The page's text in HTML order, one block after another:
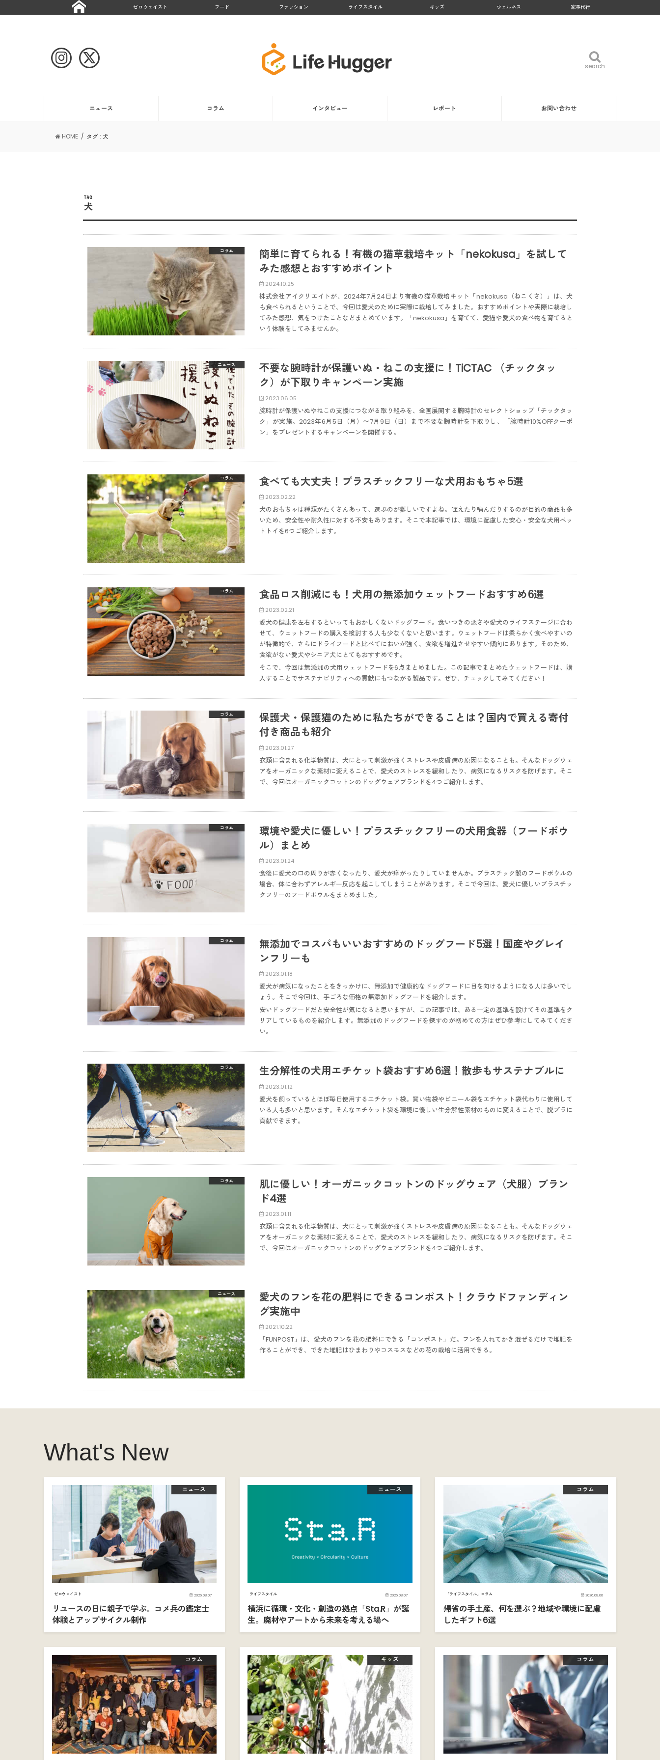
ゼロウェイスト フード ファッション ライフスタイル キッズ ウェルネス 家事代行
search
search
ニュース コラム インタビュー レポート お問い合わせ
HOME タグ : 犬
TAG
犬
コラム
簡単に育てられる！有機の猫草栽培キット「nekokusa」を試して
みた感想とおすすめポイント
2024.10.25
株式会社アイクリエイトが、2024年7月24日より有機の猫草栽培キット「nekokusa（ねこくさ）」は、犬
も食べられるということで、今回は愛犬のために実際に栽培してみました。おすすめポイントや実際に栽培し
てみた感想、気をつけたことなどまとめています。「nekokusa」を育てて、愛猫や愛犬の食べ物を育てると
いう体験をしてみませんか。
ニュース
不要な腕時計が保護いぬ・ねこの支援に！TiCTAC （チックタッ
ク）が下取りキャンペーン実施
2023.06.05
腕時計が保護いぬやねこの支援につながる取り組みを、全国展開する腕時計のセレクトショップ「チックタッ
ク」が実施。2023年6月5日（月）〜7月9日（日）まで不要な腕時計を下取りし、「腕時計10%OFFクーポ
ン」をプレゼントするキャンペーンを開催する。
コラム 食べても大丈夫！プラスチックフリーな犬用おもちゃ5選
2023.02.22
犬のおもちゃは種類がたくさんあって、選ぶのが難しいですよね。咥えたり噛んだりするのが目的の商品も多
いため、安全性や耐久性に対する不安もあります。そこで本記事では、環境に配慮した安心・安全な犬用ペッ
トトイを6つご紹介します。
コラム 食品ロス削減にも！犬用の無添加ウェットフードおすすめ6選
2023.02.21
愛犬の健康を左右するといってもおかしくないドッグフード。食いつきの悪さや愛犬のライフステージに合わ
せて、ウェットフードの購入を検討する人も少なくないと思います。ウェットフードは柔らかく食べやすいの
が特徴的で、さらにドライフードと比べてにおいが強く、食欲を増進させやすい傾向にあります。そのため、
食欲がない愛犬やシニア犬にとてもおすすめです。
そこで、今回は無添加の犬用ウェットフードを6点まとめました。この記事でまとめたウェットフードは、購
入することでサステナビリティへの貢献にもつながる製品です。ぜひ、チェックしてみてください！
コラム
保護犬・保護猫のために私たちができることは？国内で買える寄付
付き商品も紹介
2023.01.27
衣類に含まれる化学物質は、犬にとって刺激が強くストレスや皮膚病の原因になることも。そんなドッグウェ
アをオーガニックな素材に変えることで、愛犬のストレスを緩和したり、病気になるリスクを防げます。そこ
で、今回はオーガニックコットンのドッグウェアブランドを4つご紹介します。
コラム
環境や愛犬に優しい！プラスチックフリーの犬用食器（フードボウ
ル）まとめ
2023.01.24
食後に愛犬の口の周りが赤くなったり、愛犬が痒がったりしていませんか。プラスチック製のフードボウルの
場合、体に合わずアレルギー反応を起こしてしまうことがあります。そこで今回は、愛犬に優しいプラスチッ
クフリーのフードボウルをまとめました。
コラム
無添加でコスパもいいおすすめのドッグフード5選！国産やグレイ
ンフリーも
2023.01.18
愛犬が病気になったことをきっかけに、無添加で健康的なドッグフードに目を向けるようになる人は多いでし
ょう。そこで今回は、手ごろな価格の無添加ドッグフードを紹介します。
安いドッグフードだと安全性が気になると思いますが、この記事では、ある一定の基準を設けてその基準をク
リアしているものを紹介します。無添加のドッグフードを探すのが初めての方はぜひ参考にしてみてくださ
い。
コラム 生分解性の犬用エチケット袋おすすめ6選！散歩もサステナブルに
2023.01.12
愛犬を飼っているとほぼ毎日使用するエチケット袋。買い物袋やビニール袋をエチケット袋代わりに使用して
いる人も多いと思います。そんなエチケット袋を環境に優しい生分解性素材のものに変えることで、脱プラに
貢献できます。
コラム
肌に優しい！オーガニックコットンのドッグウェア（犬服）ブラン
ド4選
2023.01.11
衣類に含まれる化学物質は、犬にとって刺激が強くストレスや皮膚病の原因になることも。そんなドッグウェ
アをオーガニックな素材に変えることで、愛犬のストレスを緩和したり、病気になるリスクを防げます。そこ
で、今回はオーガニックコットンのドッグウェアブランドを4つご紹介します。
ニュース
愛犬のフンを花の肥料にできるコンポスト！クラウドファンディン
グ実施中
2021.10.22
「FUNPOST」は、愛犬のフンを花の肥料にできる「コンポスト」だ。フンを入れてかき混ぜるだけで堆肥を
作ることができ、できた堆肥はひまわりやコスモスなどの花の栽培に活用できる。
What's New
ニュース
ゼロウェイスト 2026.08.07
リユースの日に親子で学ぶ。コメ兵の鑑定士
体験とアップサイクル制作
ニュース
ライフスタイル 2026.08.07
横浜に循環・文化・創造の拠点「Sta.R」が誕
生。廃材やアートから未来を考える場へ
コラム
「ライフスタイル」コラム 2026.08.06
帰省の手土産、何を選ぶ？地域や環境に配慮
したギフト6選
コラム キッズ コラム